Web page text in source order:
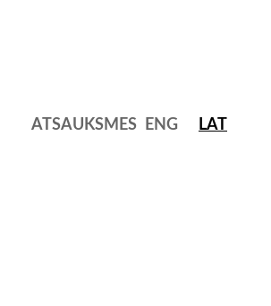
ATSAUKSMES ENG LAT